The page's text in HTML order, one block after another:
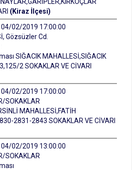
(Kiraz İlçesi)
02/2019 17:00:00
Gözsüzler Cd.
SIĞACIK MAHALLESİ,SIĞACIK
2 SOKAKLAR VE CİVARI
02/2019 17:00:00
SOKAKLAR
MAHALLESİ,FATİH
2831-2843 SOKAKLAR VE CİVARI
02/2019 13:00:00
SOKAKLAR